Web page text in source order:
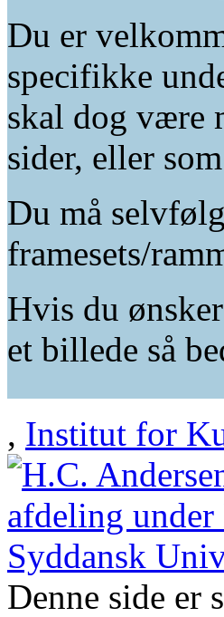
Du er
specifikke
skal dog være
sider, eller
Du må
framesets/
Hvis du
et billede så
, Institut for
Denne side er